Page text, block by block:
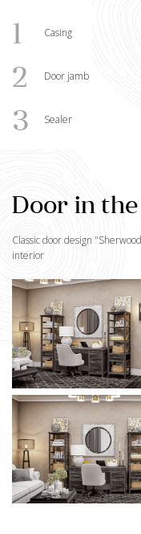
1 Casing
2 Door jamb
3 Sealer
Door in
Classic door design "Sherwood
interior